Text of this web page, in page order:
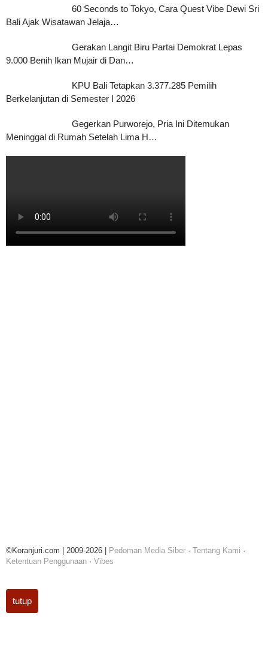
60 Seconds to Tokyo, Cara Quest Vibe Dewi Sri
Bali Ajak Wisatawan Jelaja…
Gerakan Langit Biru Partai Demokrat Lepas
9.000 Benih Ikan Mujair di Dan…
KPU Bali Tetapkan 3.377.285 Pemilih
Berkelanjutan di Semester I 2026
Gegerkan Purworejo, Pria Ini Ditemukan
Meninggal di Rumah Setelah Lima H…
©Koranjuri.com | 2009-2026 | Pedoman Media Siber · Tentang Kami ·
Ketentuan Penggunaan · Vibes
tutup